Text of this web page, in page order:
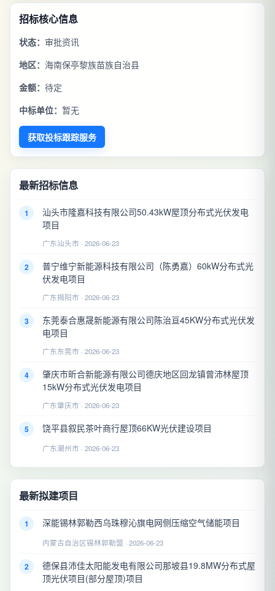
招标核心信息
状态： 审批资讯
地区： 海南保亭黎族苗族自治县
金额： 待定
中标单位： 暂无
获取投标跟踪服务
最新招标信息
1
汕头市隆嘉科技有限公司50.43kW屋顶分布式光伏发电
项目
广东汕头市 · 2026-06-23
2
普宁维宁新能源科技有限公司（陈勇嘉）60kW分布式光
伏发电项目
广东揭阳市 · 2026-06-23
3
东莞泰合惠晟新能源有限公司陈治亘45KW分布式光伏发
电项目
广东东莞市 · 2026-06-23
4
肇庆市昕合新能源有限公司德庆地区回龙镇曾沛林屋顶
15kW分布式光伏发电项目
广东肇庆市 · 2026-06-23
5 饶平县叙民茶叶商行屋顶66KW光伏建设项目
广东潮州市 · 2026-06-23
最新拟建项目
1 深能锡林郭勒西乌珠穆沁旗电网侧压缩空气储能项目
内蒙古自治区锡林郭勒盟 · 2026-06-23
2
德保县沛佳太阳能发电有限公司那坡县19.8MW分布式屋
顶光伏项目(部分屋顶)项目